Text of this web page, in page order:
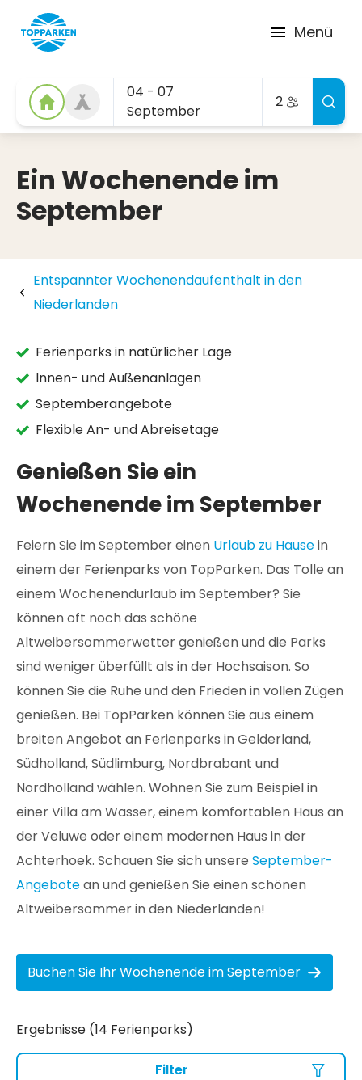
Menü
04 - 07
September
2
Ein Wochenende im
September
Entspannter Wochenendaufenthalt in den
Niederlanden
Ferienparks in natürlicher Lage
Innen- und Außenanlagen
Septemberangebote
Flexible An- und Abreisetage
Genießen Sie ein
Wochenende im September
Feiern Sie im September einen Urlaub zu Hausein
einem der Ferienparks von TopParken. Das Tolle an
einem Wochenendurlaub im September? Sie
können oft noch das schöne
Altweibersommerwetter genießen und die Parks
sind weniger überfüllt als in der Hochsaison. So
können Sie die Ruhe und den Frieden in vollen Zügen
genießen. Bei TopParken können Sie aus einem
breiten Angebot an Ferienparks in Gelderland,
Südholland, Südlimburg, Nordbrabant und
Nordholland wählen. Wohnen Sie zum Beispiel in
einer Villa am Wasser, einem komfortablen Haus an
der Veluwe oder einem modernen Haus in der
Achterhoek. Schauen Sie sich unsere September-
Angebotean und genießen Sie einen schönen
Altweibersommer in den Niederlanden!
Buchen Sie Ihr Wochenende im September
Ergebnisse (14 Ferienparks)
Filter